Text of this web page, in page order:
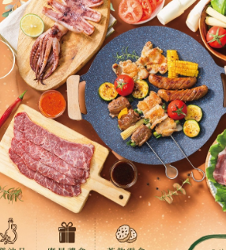
葉、甘草片、羅漢果
次；或以600毫升的沸水煮滾2分鐘
減硝酸鹽 雞蛋 食安 共同